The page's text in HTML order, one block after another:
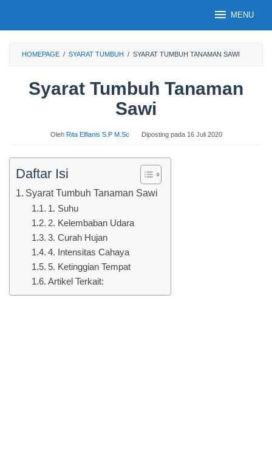
MENU
HOMEPAGE / SYARAT TUMBUH / SYARAT TUMBUH TANAMAN SAWI
Syarat Tumbuh Tanaman
Sawi
Oleh Rita Elfianis S.P M.Sc Diposting pada 16 Juli 2020
Daftar Isi
Syarat Tumbuh Tanaman Sawi
1. Suhu
2. Kelembaban Udara
3. Curah Hujan
4. Intensitas Cahaya
5. Ketinggian Tempat
Artikel Terkait: